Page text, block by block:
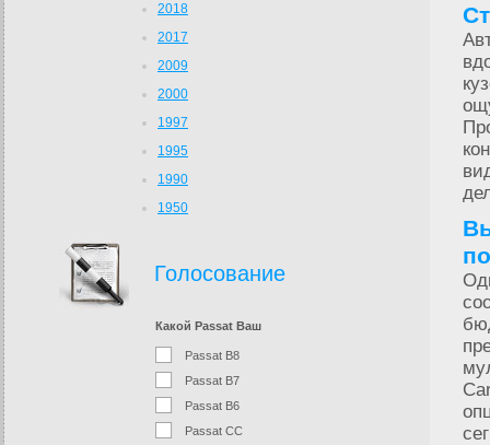
2018
2017
2009
2000
1997
1995
1990
1950
Голосование
Какой Passat Ваш
Passat B8
Passat B7
Passat B6
Passat CC